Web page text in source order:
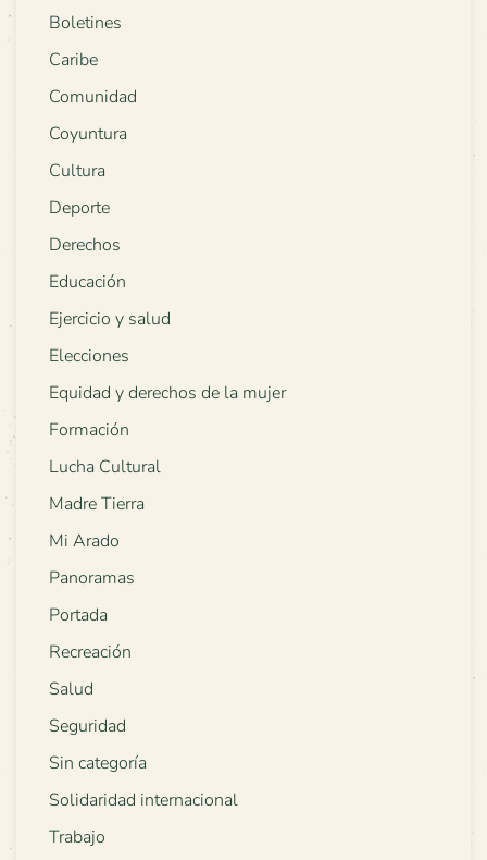
Boletines
Caribe
Comunidad
Coyuntura
Cultura
Deporte
Derechos
Educación
Ejercicio y salud
Elecciones
Equidad y derechos de la mujer
Formación
Lucha Cultural
Madre Tierra
Mi Arado
Panoramas
Portada
Recreación
Salud
Seguridad
Sin categoría
Solidaridad internacional
Trabajo